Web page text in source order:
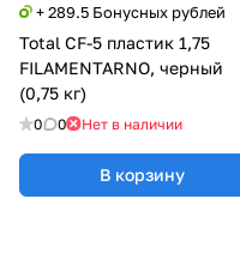
+ 289.5 Бонусных рублей
Total CF-5 пластик 1,75
FILAMENTARNO, черный
(0,75 кг)
0 0 Нет в наличии
В корзину